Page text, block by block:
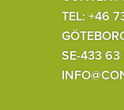
TEL: +46
SE-433 63